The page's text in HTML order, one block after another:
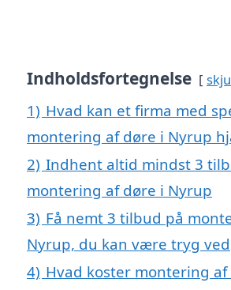
Indholdsfortegnelse
1) Hvad kan et firma med
montering af døre i Nyrup
2) Indhent altid mindst 3
montering af døre i Nyrup
3) Få nemt 3 tilbud på
Nyrup, du kan være tryg ved
4) Hvad koster montering